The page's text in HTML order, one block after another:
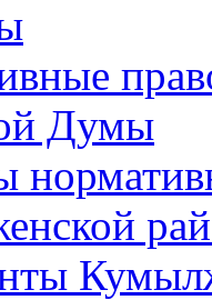
Думы